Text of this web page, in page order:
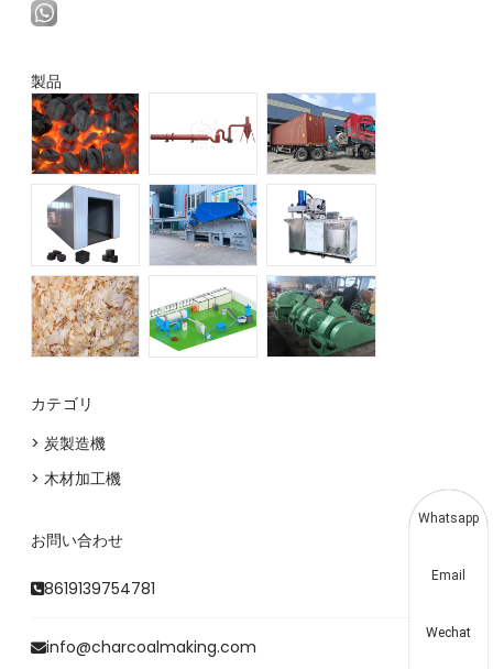
製品
カテゴリ
> 炭製造機
> 木材加工機
お問い合わせ
8619139754781
info@charcoalmaking.com
Whatsapp
Email
Wechat